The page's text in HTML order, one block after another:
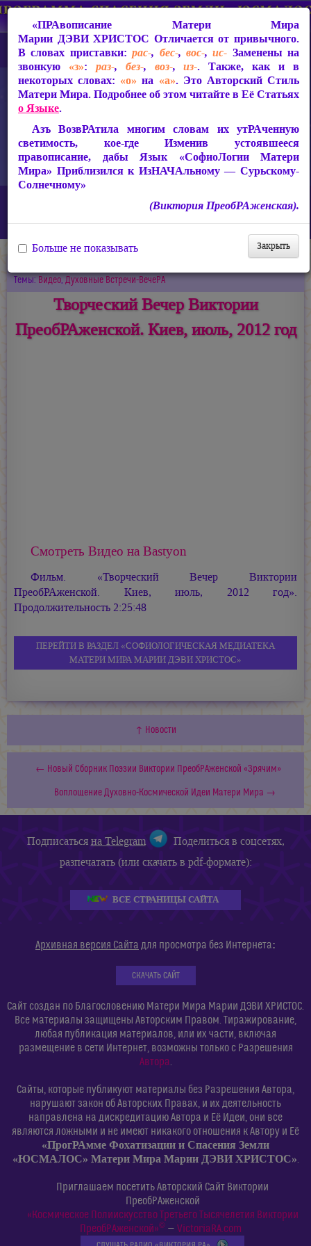
Творческий Вечер Виктории ПреобРАженской. Киев, июль, 2012
год
Темы:Видео,Духовные Встречи-ВечеРА
Творческий Вечер Виктории
ПреобРАженской. Киев, июль, 2012 год
Смотреть Видео на Bastyon
Фильм. «Творческий Вечер Виктории
ПреобРАженской. Киев, июль, 2012 год».
Продолжительность 2:25:48
ПЕРЕЙТИ В РАЗДЕЛ «СОФИОЛОГИЧЕСКАЯ МЕДИАТЕКА
МАТЕРИ МИРА МАРИИ ДЭВИ ХРИСТОС»
↑ Новости
← Новый Сборник Поэзии Виктории ПреобРАженской «Зрячим»
Воплощение Духовно-Космической Идеи Матери Мира →
«ПРАвописание Матери Мира
Марии ДЭВИ ХРИСТОС Отличается от привычного.
В словах приставки:рас-, бес-, вос-,ис- Заменены на
звонкую «з»: раз-, без-, воз-,из-. Также, как и в
некоторых словах: «о» на «а». Это Авторский Стиль
Матери Мира. Подробнее об этом читайте в Её Статьях
о Языке.
Азъ ВозвРАтила многим словам их утРАченную
светимость, кое-где Изменив устоявшееся
правописание, дабы Язык «СофиоЛогии Матери
Мира» Приблизился к ИзНАЧАльному — Сурьскому-
Солнечному»
(Виктория ПреобРАженская).
Закрыть
Больше не показывать
Подписатьсяна Telegram
Поделиться в соцсетях,
разпечатать (или скачать в pdf-формате):
ВСЕ СТРАНИЦЫ САЙТА
Архивная версия Сайта для просмотра без Интернета:
СКАЧАТЬ САЙТ
Сайт создан по Благословению Матери Мира Марии ДЭВИ ХРИСТОС.
Все материалы защищены Авторским Правом. Тиражирование,
любая публикация материалов, или их части, включая
размещение в сети Интернет, возможны только с Разрешения
Автора
Сайты, которые публикуют материалы без Разрешения Автора,
нарушают закон об Авторских Правах, и их деятельность
направлена на дискредитацию Автора и Её Идеи, они все
являются ложными и не имеют никакого отношения к Автору и Её
«ПрогРАмме Фохатизации и Спасения Земли
«ЮСМАЛОС» Матери Мира Марии ДЭВИ ХРИСТОС»
Приглашаем посетить Авторский Сайт Виктории
ПреобРАженской
«Космическое Полиискусство Третьего Тысячелетия Виктории
ПреобРАженской»©— VictoriaRA.com